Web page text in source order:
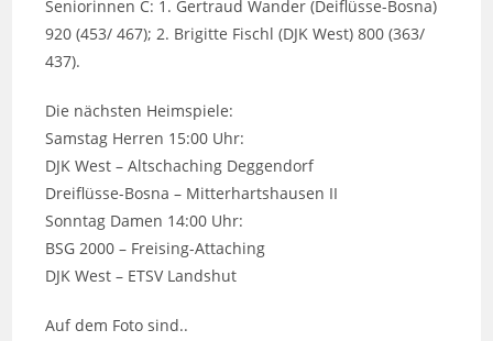
Seniorinnen C: 1. Gertraud Wander (Deiflüsse-Bosna)
920 (453/ 467); 2. Brigitte Fischl (DJK West) 800 (363/
437).
Die nächsten Heimspiele:
Samstag Herren 15:00 Uhr:
DJK West – Altschaching Deggendorf
Dreiflüsse-Bosna – Mitterhartshausen II
Sonntag Damen 14:00 Uhr:
BSG 2000 – Freising-Attaching
DJK West – ETSV Landshut
Auf dem Foto sind..